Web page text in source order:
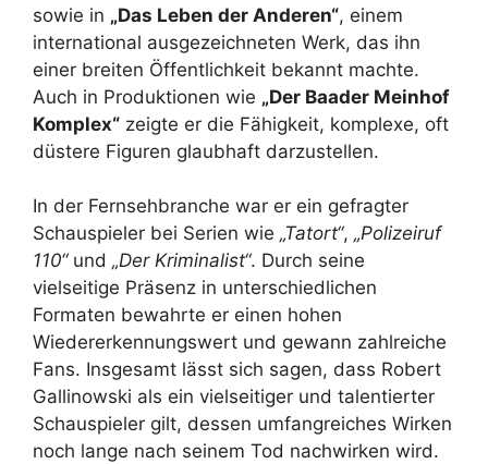
sowie in „Das Leben der Anderen“, einem
international ausgezeichneten Werk, das ihn
einer breiten Öffentlichkeit bekannt machte.
Auch in Produktionen wie „Der Baader Meinhof
Komplex“ zeigte er die Fähigkeit, komplexe, oft
düstere Figuren glaubhaft darzustellen.
In der Fernsehbranche war er ein gefragter
Schauspieler bei Serien wie „Tatort“, „Polizeiruf
110“und „Der Kriminalist“. Durch seine
vielseitige Präsenz in unterschiedlichen
Formaten bewahrte er einen hohen
Wiedererkennungswert und gewann zahlreiche
Fans. Insgesamt lässt sich sagen, dass Robert
Gallinowski als ein vielseitiger und talentierter
Schauspieler gilt, dessen umfangreiches Wirken
noch lange nach seinem Tod nachwirken wird.